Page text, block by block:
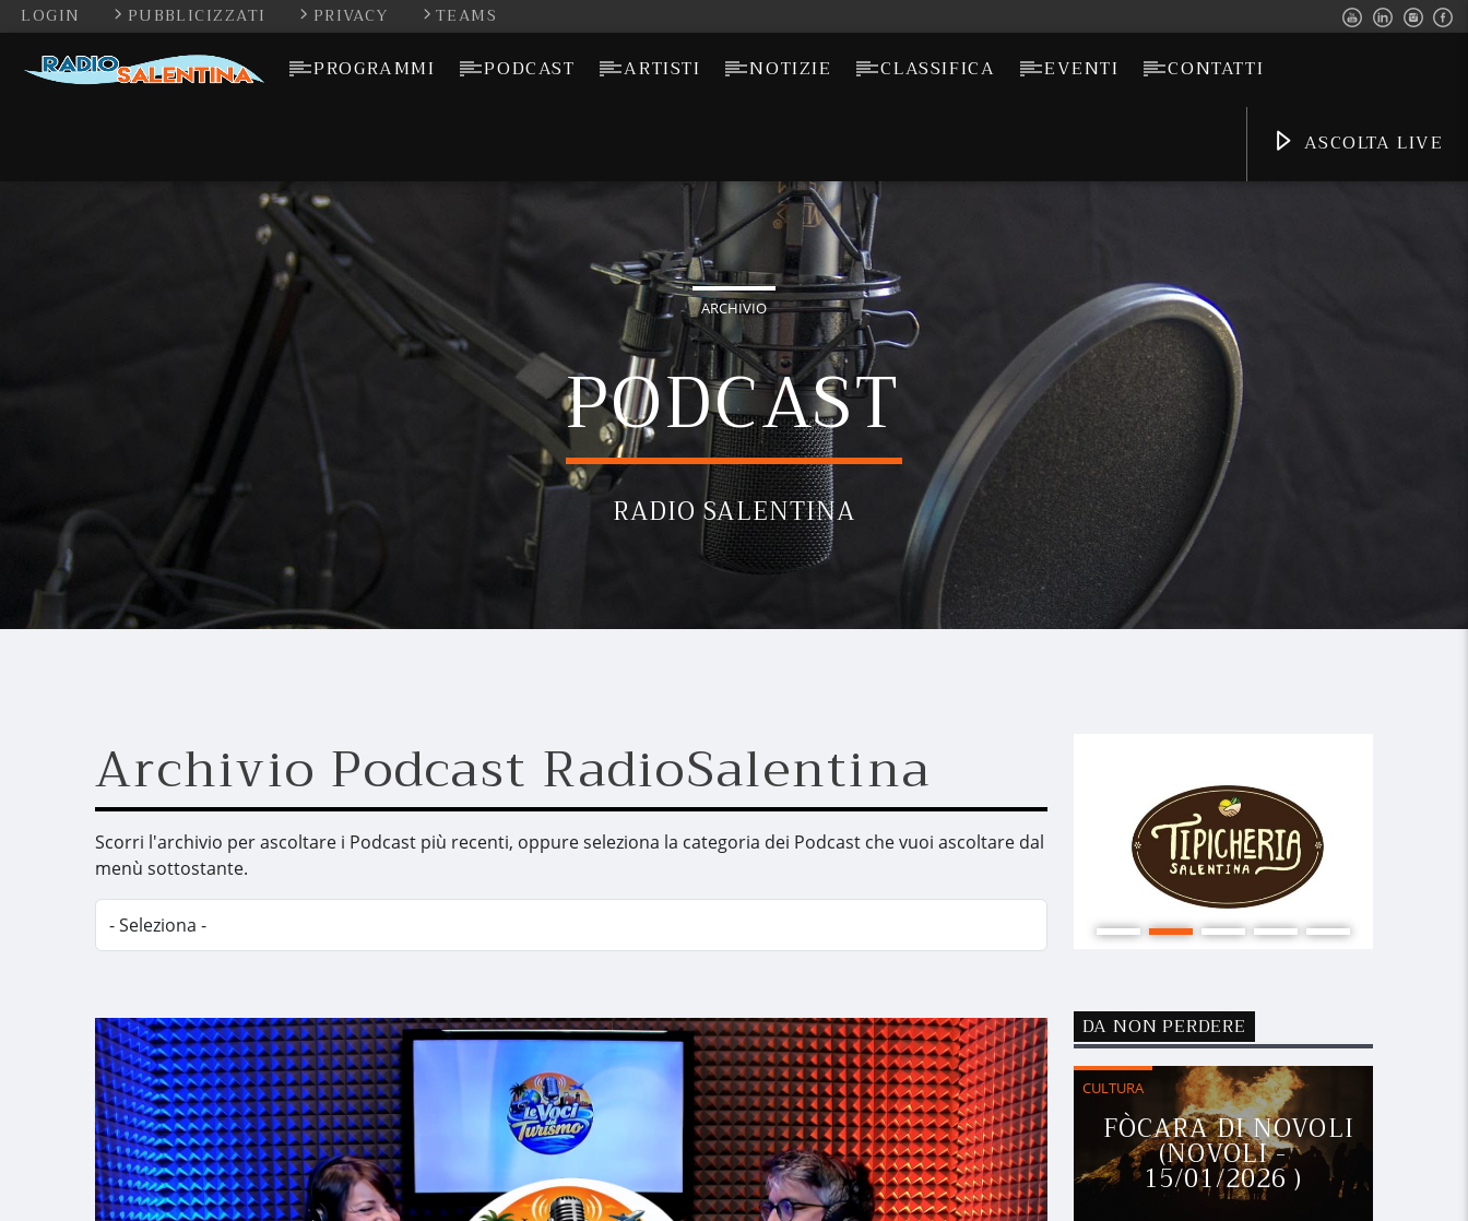
LOGIN PUBBLICIZZATI PRIVACY TEAMS
PROGRAMMI PODCAST ARTISTI NOTIZIE CLASSIFICA EVENTI CONTATTI
ASCOLTA LIVE
ARCHIVIO
PODCAST
RADIO SALENTINA
Archivio Podcast RadioSalentina
Scorri l'archivio per ascoltare i Podcast più recenti, oppure seleziona la categoria dei Podcast che vuoi ascoltare dal
menù sottostante.
DA NON PERDERE
CULTURA
FÒCARA DI NOVOLI
(NOVOLI -
15/01/2026 )